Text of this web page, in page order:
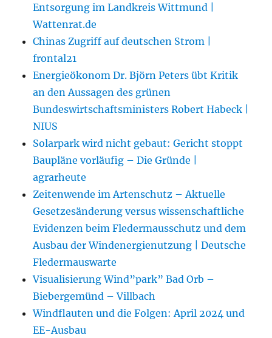
Entsorgung im Landkreis Wittmund |
Wattenrat.de
Chinas Zugriff auf deutschen Strom |
frontal21
Energieökonom Dr. Björn Peters übt Kritik
an den Aussagen des grünen
Bundeswirtschaftsministers Robert Habeck |
NIUS
Solarpark wird nicht gebaut: Gericht stoppt
Baupläne vorläufig – Die Gründe |
agrarheute
Zeitenwende im Artenschutz – Aktuelle
Gesetzesänderung versus wissenschaftliche
Evidenzen beim Fledermausschutz und dem
Ausbau der Windenergienutzung | Deutsche
Fledermauswarte
Visualisierung Wind”park” Bad Orb –
Biebergemünd – Villbach
Windflauten und die Folgen: April 2024 und
EE-Ausbau